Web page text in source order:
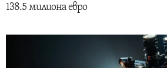
138.5 милиона евро